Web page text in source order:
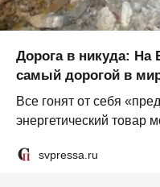
Дорога в никуда: На
самый дорогой в
Все гонят от себя
энергетический товар
svpressa.ru